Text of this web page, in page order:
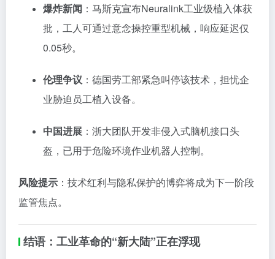
爆炸新闻 ：马斯克宣布Neuralink工业级植入体获
批，工人可通过意念操控重型机械，响应延迟仅
0.05秒。
伦理争议 ：德国劳工部紧急叫停该技术，担忧企
业胁迫员工植入设备。
中国进展 ：浙大团队开发非侵入式脑机接口头
盔，已用于危险环境作业机器人控制。
风险提示 ：技术红利与隐私保护的博弈将成为下一阶段
监管焦点。
结语：工业革命的“新大陆”正在浮现